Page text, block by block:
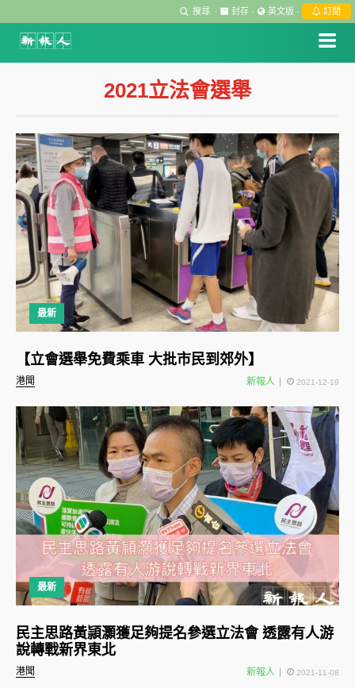
搜尋 · 封存 · 英文版 · 訂閱
2021立法會選舉
最新
港聞
【立會選舉免費乘車 大批市民到郊外】
新報人 2021-12-19
最新
港聞
民主思路黃頴灝獲足夠提名參選立法會 透露有人游
說轉戰新界東北
新報人 2021-11-08